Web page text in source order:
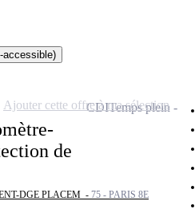
accessible)
de
DGE PLACEM - 75 - PARIS 8E
CDITemps plein
Ajouter cette offre à ma sélection